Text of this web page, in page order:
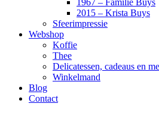
1967 – Familie Buys
2015 – Krista Buys
Sfeerimpressie
Webshop
Koffie
Thee
Delicatessen, cadeaus en
Winkelmand
Blog
Contact